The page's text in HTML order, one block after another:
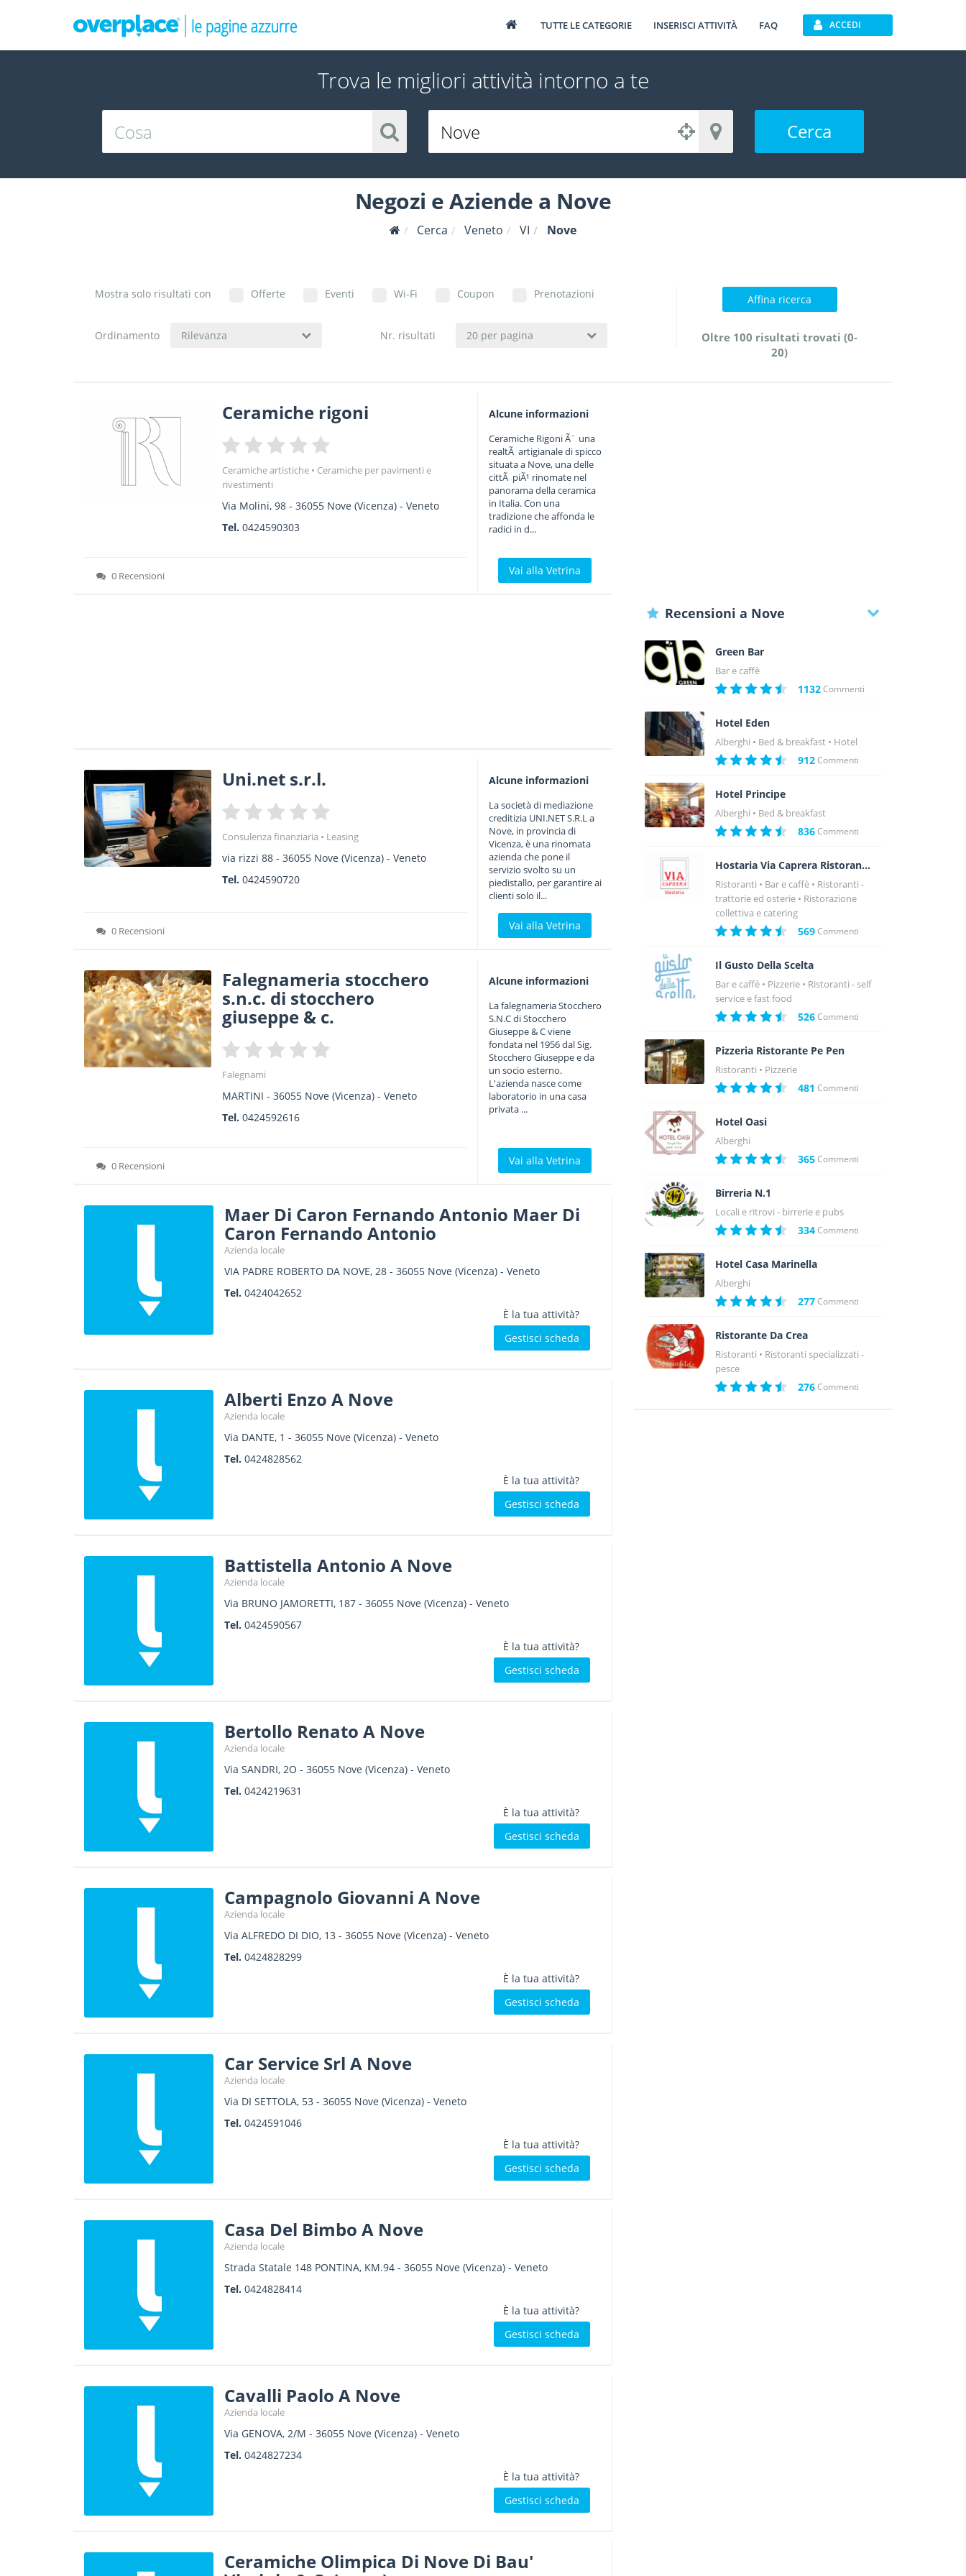
TUTTE LE CATEGORIE INSERISCI ATTIVITÀ FAQ ACCEDI
Trova le migliori attività intorno a te
Cerca
Negozi e Aziende a Nove
Cerca Veneto VI Nove
Mostra solo risultati con Offerte Eventi Wi-Fi Coupon Prenotazioni
Ordinamento Rilevanza Nr. risultati 20 per pagina
Affina ricerca
Oltre 100 risultati trovati (0-
20)
Ceramiche rigoni
Ceramiche artistiche
Ceramiche per pavimenti e
rivestimenti
Via Molini, 98 -36055 Nove (Vicenza) -Veneto
Tel.0424590303
0 Recensioni
Alcune informazioni
Ceramiche Rigoni Ã¨ una
realtÃ artigianale di spicco
situata a Nove, una delle
cittÃ piÃ¹ rinomate nel
panorama della ceramica
in Italia. Con una
tradizione che affonda le
radici in d...
Vai alla Vetrina
Uni.net s.r.l.
Consulenza finanziaria Leasing
via rizzi 88 -36055 Nove (Vicenza) -Veneto
Tel.0424590720
0 Recensioni
Alcune informazioni
La società di mediazione
creditizia UNI.NET S.R.L a
Nove, in provincia di
Vicenza, è una rinomata
azienda che pone il
servizio svolto su un
piedistallo, per garantire ai
clienti solo il...
Vai alla Vetrina
Falegnameria stocchero
s.n.c. di stocchero
giuseppe & c.
Falegnami
MARTINI -36055 Nove (Vicenza) -Veneto
Tel.0424592616
0 Recensioni
Alcune informazioni
La falegnameria Stocchero
S.N.C di Stocchero
Giuseppe & C viene
fondata nel 1956 dal Sig.
Stocchero Giuseppe e da
un socio esterno.
L'azienda nasce come
laboratorio in una casa
privata ...
Vai alla Vetrina
Maer Di Caron Fernando Antonio Maer Di
Caron Fernando Antonio
Azienda locale
VIA PADRE ROBERTO DA NOVE, 28- 36055 Nove(Vicenza) - Veneto
Tel. 0424042652
È la tua attività?
Gestisci scheda
Alberti Enzo A Nove
Azienda locale
Via DANTE, 1 - 36055 Nove(Vicenza) - Veneto
Tel. 0424828562
È la tua attività?
Gestisci scheda
Battistella Antonio A Nove
Azienda locale
Via BRUNO JAMORETTI, 187- 36055 Nove(Vicenza) - Veneto
Tel. 0424590567
È la tua attività?
Gestisci scheda
Bertollo Renato A Nove
Azienda locale
Via SANDRI, 2O - 36055 Nove(Vicenza) - Veneto
Tel. 0424219631
È la tua attività?
Gestisci scheda
Campagnolo Giovanni A Nove
Azienda locale
Via ALFREDO DI DIO, 13- 36055 Nove(Vicenza) - Veneto
Tel. 0424828299
È la tua attività?
Gestisci scheda
Car Service Srl A Nove
Azienda locale
Via DI SETTOLA, 53- 36055 Nove(Vicenza) - Veneto
Tel. 0424591046
È la tua attività?
Gestisci scheda
Casa Del Bimbo A Nove
Azienda locale
Strada Statale 148 PONTINA, KM.94- 36055 Nove(Vicenza) - Veneto
Tel. 0424828414
È la tua attività?
Gestisci scheda
Cavalli Paolo A Nove
Azienda locale
Via GENOVA, 2/M - 36055 Nove(Vicenza) - Veneto
Tel. 0424827234
È la tua attività?
Gestisci scheda
Ceramiche Olimpica Di Nove Di Bau'
Recensioni a Nove
Green Bar
Bar e caffè
1132Commenti
Hotel Eden
Alberghi Bed & breakfast Hotel
912Commenti
Hotel Principe
Alberghi Bed & breakfast
836Commenti
Hostaria Via Caprera Ristorante
Ristoranti Bar e caffè
Ristoranti -
trattorie ed osterie
Ristorazione
collettiva e catering
569Commenti
Il Gusto Della Scelta
Bar e caffè Pizzerie
Ristoranti - self
service e fast food
526Commenti
Pizzeria Ristorante Pe Pen
Ristoranti Pizzerie
481 Commenti
Hotel Oasi
Alberghi
365Commenti
Birreria N.1
Locali e ritrovi - birrerie e pubs
334Commenti
Hotel Casa Marinella
Alberghi
277Commenti
Ristorante Da Crea
Ristoranti
Ristoranti specializzati -
pesce
276Commenti